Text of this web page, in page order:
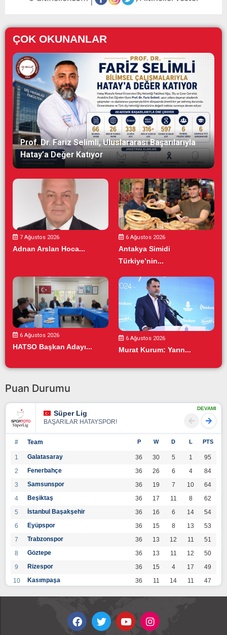
ÇOK OKUNANLAR
Prof. Dr. Fariz Selimli, Uluslararası Başarılarıyla
Hatay’a Değer Katıyor
7 Ağustos 2026
Adnan Arslan Hoca...
6 Ağustos 2026
Antakya Simidi
Türkiye’nin...
6 Ağustos 2026
HATSO Başkan Adayı...
6 Ağustos 2026
Murat Kurum: Yarın...
Puan Durumu
Süper Lig
BAŞARILAR HATAYSPOR!
DEVAMI
# Team P W D L PTS
1 Galatasaray 36 30 5 1
95
2
Fenerbahçe 36 26 6 4
84
3
Samsunspor 36 19 7 10
64
4
Beşiktaş 36 17 11 8
62
5
İstanbul Başakşehir 36 16 6 14
54
6
Eyüpspor 36 15 8 13
53
7
Trabzonspor 36 13 12 11
51
8
Göztepe 36 13 11 12
50
9
Rizespor 36 15 4 17
49
10
Kasımpaşa 36 11 14 11
47
36 12